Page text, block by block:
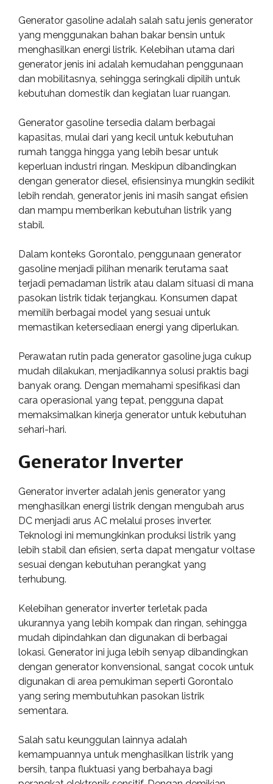
Generator gasoline adalah salah satu jenis generator
yang menggunakan bahan bakar bensin untuk
menghasilkan energi listrik. Kelebihan utama dari
generator jenis ini adalah kemudahan penggunaan
dan mobilitasnya, sehingga seringkali dipilih untuk
kebutuhan domestik dan kegiatan luar ruangan.
Generator gasoline tersedia dalam berbagai
kapasitas, mulai dari yang kecil untuk kebutuhan
rumah tangga hingga yang lebih besar untuk
keperluan industri ringan. Meskipun dibandingkan
dengan generator diesel, efisiensinya mungkin sedikit
lebih rendah, generator jenis ini masih sangat efisien
dan mampu memberikan kebutuhan listrik yang
stabil.
Dalam konteks Gorontalo, penggunaan generator
gasoline menjadi pilihan menarik terutama saat
terjadi pemadaman listrik atau dalam situasi di mana
pasokan listrik tidak terjangkau. Konsumen dapat
memilih berbagai model yang sesuai untuk
memastikan ketersediaan energi yang diperlukan.
Perawatan rutin pada generator gasoline juga cukup
mudah dilakukan, menjadikannya solusi praktis bagi
banyak orang. Dengan memahami spesifikasi dan
cara operasional yang tepat, pengguna dapat
memaksimalkan kinerja generator untuk kebutuhan
sehari-hari.
Generator Inverter
Generator inverter adalah jenis generator yang
menghasilkan energi listrik dengan mengubah arus
DC menjadi arus AC melalui proses inverter.
Teknologi ini memungkinkan produksi listrik yang
lebih stabil dan efisien, serta dapat mengatur voltase
sesuai dengan kebutuhan perangkat yang
terhubung.
Kelebihan generator inverter terletak pada
ukurannya yang lebih kompak dan ringan, sehingga
mudah dipindahkan dan digunakan di berbagai
lokasi. Generator ini juga lebih senyap dibandingkan
dengan generator konvensional, sangat cocok untuk
digunakan di area pemukiman seperti Gorontalo
yang sering membutuhkan pasokan listrik
sementara.
Salah satu keunggulan lainnya adalah
kemampuannya untuk menghasilkan listrik yang
bersih, tanpa fluktuasi yang berbahaya bagi